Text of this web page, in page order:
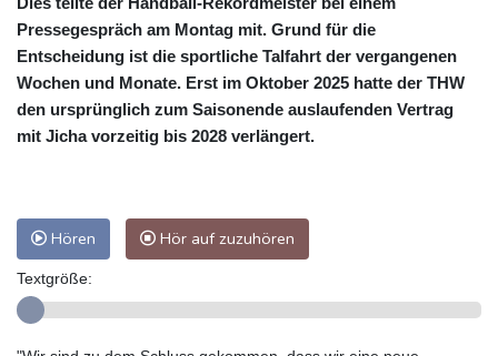
Pressegespräch am Montag mit. Grund für die
Entscheidung ist die sportliche Talfahrt der vergangenen
Wochen und Monate. Erst im Oktober 2025 hatte der THW
den ursprünglich zum Saisonende auslaufenden Vertrag
mit Jicha vorzeitig bis 2028 verlängert.
Hören Hör auf zuzuhören
Textgröße: